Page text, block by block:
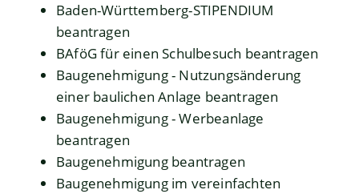
Baden-Württemberg-STIPENDIUM
beantragen
BAföG für einen Schulbesuch beantragen
Baugenehmigung - Nutzungsänderung
einer baulichen Anlage beantragen
Baugenehmigung - Werbeanlage
beantragen
Baugenehmigung beantragen
Baugenehmigung im vereinfachten